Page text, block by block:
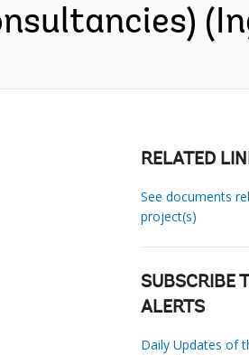
RELATED
See documents
project(s)
SUBSCRIBE
ALERTS
Daily Updates of